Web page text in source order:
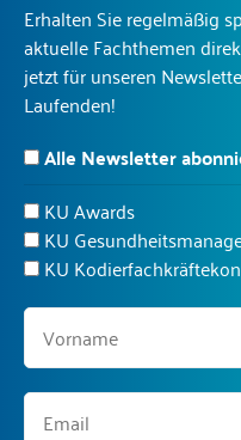
Erhalten Sie regelmäßig
aktuelle Fachthemen
jetzt für unseren
Laufenden!
Alle Newsletter
KU Awards
KU
KU